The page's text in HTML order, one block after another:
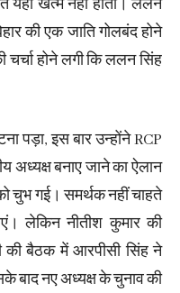
यहीं खत्म नहीं होती। ललन
की एक जाति गोलबंद होने
चर्चा होने लगी कि ललन सिंह
पड़ा, इस बार उन्होंने RCP
अध्यक्ष बनाए जाने का ऐलान
चुभ गई। समर्थक नहीं चाहते
लेकिन नीतीश कुमार की
की बैठक में आरपीसी सिंह ने
बाद नए अध्यक्ष के चुनाव की